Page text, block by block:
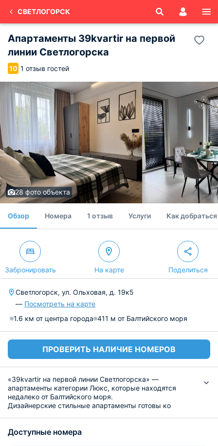
СВЕТЛОГОРСК
Апартаменты 39kvartir на первой
линии Светлогорска
10 1 отзыв гостей
28 фото объекта
Обзор Номера 1 отзыв Услуги Как
Забронировать На карте Поделиться
Светлогорск, ул. Ольховая, д. 19к5
— Посмотреть на карте
1.6 км от центра города 411 м от Балтийского моря
ПРОВЕРИТЬ НАЛИЧИЕ НОМЕРОВ
«39kvartir на первой линии Светлогорска» —
апартаменты категории Люкс, которые находятся
недалеко от Балтийского моря.
Дизайнерские стильные апартаменты готовы ко
шкафом для хранения вещей, плотными шторами,
Доступные номера